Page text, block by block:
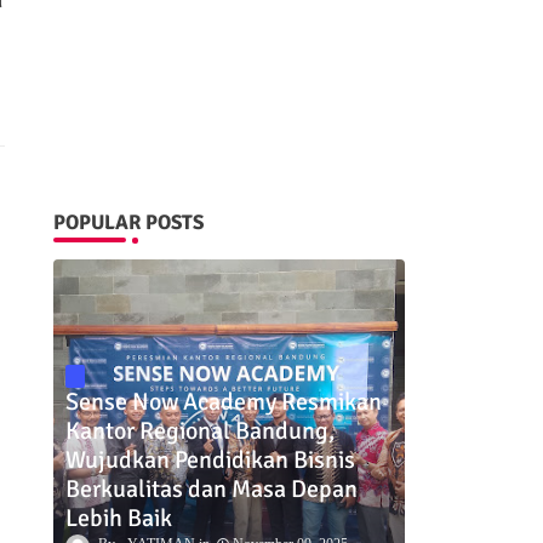
POPULAR POSTS
Sense Now Academy Resmikan
Kantor Regional Bandung,
Wujudkan Pendidikan Bisnis
Berkualitas dan Masa Depan
Lebih Baik